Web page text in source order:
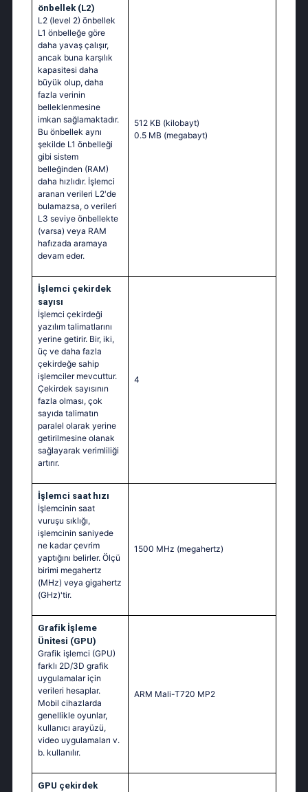
önbellek (L2)
L2 (level 2) önbellek
L1 önbelleğe göre
daha yavaş çalışır,
ancak buna karşılık
kapasitesi daha
büyük olup, daha
fazla verinin
belleklenmesine
imkan sağlamaktadır.
Bu önbellek aynı
şekilde L1 önbelleği
gibi sistem
belleğinden (RAM)
daha hızlıdır. İşlemci
aranan verileri L2'de
bulamazsa, o verileri
L3 seviye önbellekte
(varsa) veya RAM
hafızada aramaya
devam eder.
512 KB (kilobayt)
0.5 MB (megabayt)
İşlemci çekirdek
sayısı
İşlemci çekirdeği
yazılım talimatlarını
yerine getirir. Bir, iki,
üç ve daha fazla
çekirdeğe sahip
işlemciler mevcuttur.
Çekirdek sayısının
fazla olması, çok
sayıda talimatın
paralel olarak yerine
getirilmesine olanak
sağlayarak verimliliği
artırır.
4
İşlemci saat hızı
İşlemcinin saat
vuruşu sıklığı,
işlemcinin saniyede
ne kadar çevrim
yaptığını belirler. Ölçü
birimi megahertz
(MHz) veya gigahertz
(GHz)'tir.
1500 MHz (megahertz)
Grafik İşleme
Ünitesi (GPU)
Grafik işlemci (GPU)
farklı 2D/3D grafik
uygulamalar için
verileri hesaplar.
Mobil cihazlarda
genellikle oyunlar,
kullanıcı arayüzü,
video uygulamaları v.
b. kullanılır.
ARM Mali-T720 MP2
GPU çekirdek